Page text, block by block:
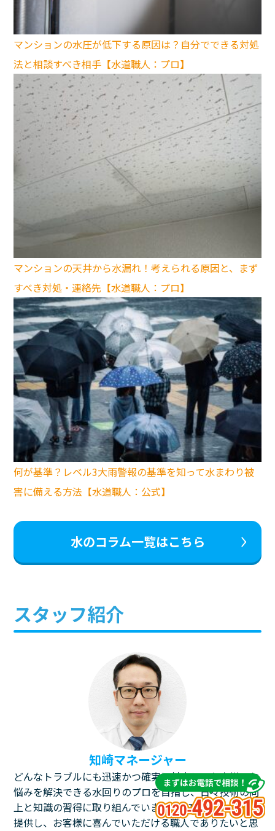
マンションの水圧が低下する原因は？自分でできる対処
法と相談すべき相手【水道職人：プロ】
マンションの天井から水漏れ！考えられる原因と、まず
すべき対処・連絡先【水道職人：プロ】
何が基準？レベル3大雨警報の基準を知って水まわり被
害に備える方法【水道職人：公式】
水のコラム一覧はこちら
スタッフ紹介
知崎マネージャー
どんなトラブルにも迅速かつ確実に対応し、お客様のお
悩みを解決できる水回りのプロを目指し、日々技術の向
上と知識の習得に取り組んでいます。最高のサービスを
提供し、お客様に喜んでいただける職人でありたいと思